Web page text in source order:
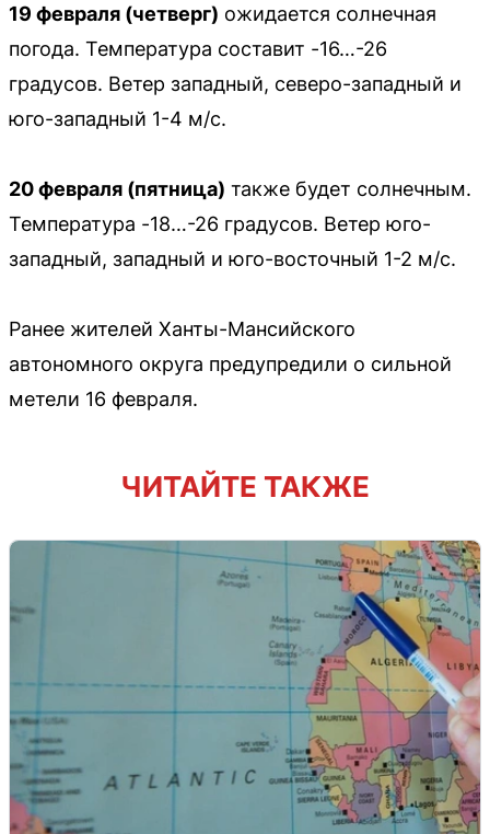
19 февраля (четверг) ожидается солнечная
погода. Температура составит -16…-26
градусов. Ветер западный, северо-западный и
юго-западный 1-4 м/с.
20 февраля (пятница) также будет солнечным.
Температура -18…-26 градусов. Ветер юго-
западный, западный и юго-восточный 1-2 м/с.
Ранее жителей Ханты-Мансийского
автономного округа предупредили о сильной
метели 16 февраля.
ЧИТАЙТЕ ТАКЖЕ